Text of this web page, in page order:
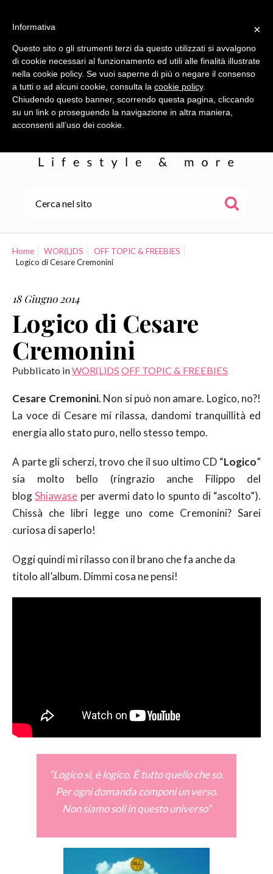
WOR(L)DS
COLLABORAZIONI
CONTATTI
Home WOR(L)DS
OFF TOPIC & FREEBIES
Logico di Cesare Cremonini
18 Giugno 2014
Logico di Cesare
Cremonini
Pubblicato inWOR(L)DS OFF TOPIC & FREEBIES
Cesare Cremonini. Non si può non amare. Logico, no?!
La voce di Cesare mi rilassa, dandomi tranquillità ed
energia allo stato puro, nello stesso tempo.
A parte gli scherzi, trovo che il suo ultimo CD “Logico”
sia molto bello (ringrazio anche Filippo del
blogShiawase per avermi dato lo spunto di “ascolto”).
Chissà che libri legge uno come Cremonini? Sarei
curiosa di saperlo!
Oggi quindi mi rilasso con il brano che fa anche da
titolo all’album. Dimmi cosa ne pensi!
“Logico sì, è logico. È tutto quello che so.
Per ogni domanda componi un verso.
Non siamo soli in questo universo”
×
Informativa
Questo sito o gli strumenti terzi da questo utilizzati si avvalgono
di cookie necessari al funzionamento ed utili alle finalità illustrate
nella cookie policy. Se vuoi saperne di più o negare il consenso
a tutti o ad alcuni cookie, consulta la cookie policy.
Chiudendo questo banner, scorrendo questa pagina, cliccando
su un link o proseguendo la navigazione in altra maniera,
acconsenti all’uso dei cookie.